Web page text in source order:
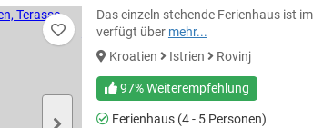
Das einzeln stehende Ferienhaus ist
verfügt über mehr...
Kroatien
Istrien Rovinj
97% Weiterempfehlung
Ferienhaus (4 - 5 Personen)